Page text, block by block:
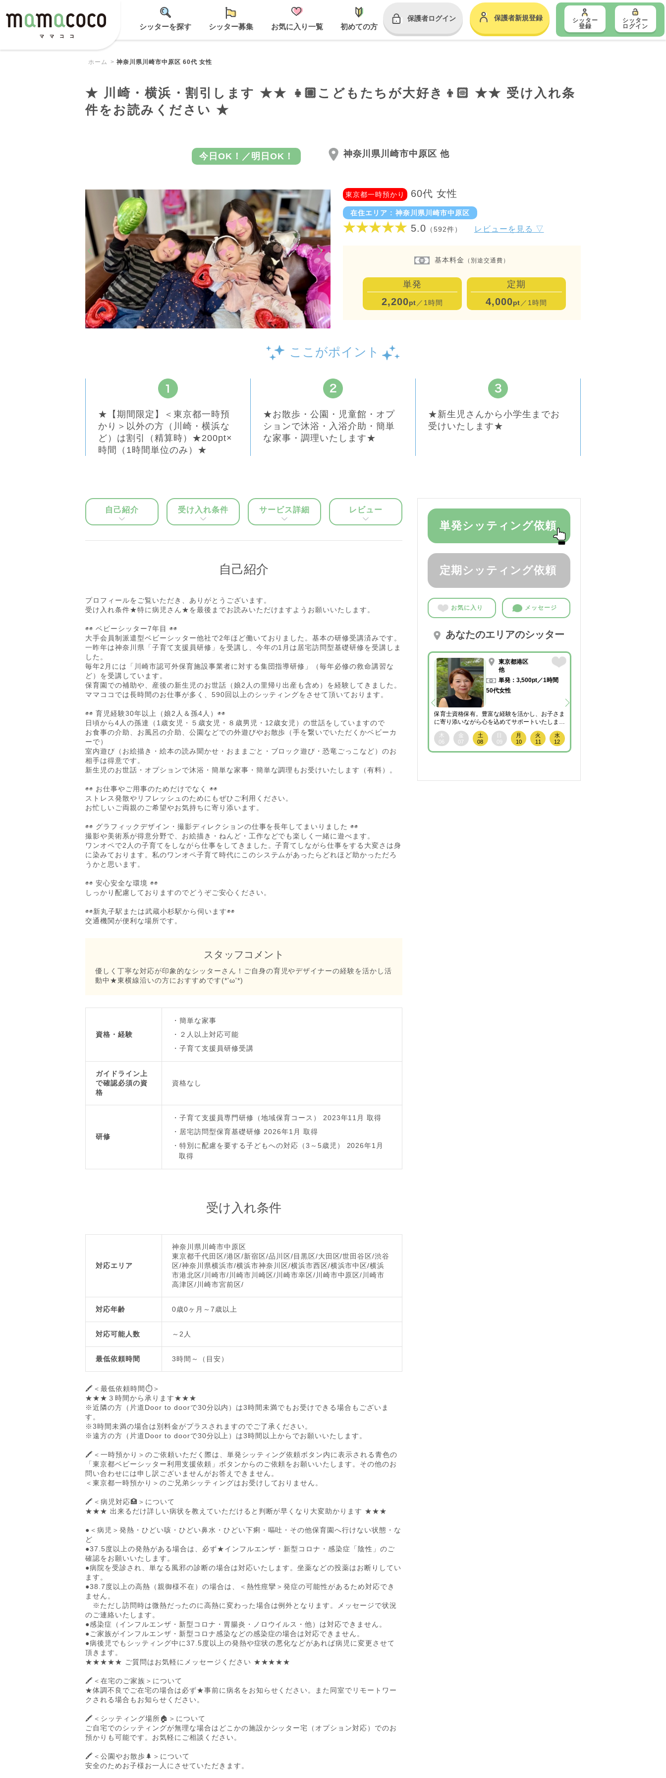
シッターを探す シッター募集 お気に入り一覧 初めての方
保護者ログイン 保護者新規登録
シッター
登録
シッター
ログイン
ホーム 神奈川県川崎市中原区 60代 女性
★ 川崎・横浜・割引します ★★ 👧🏼こどもたちが大好き👦🏻 ★★ 受け入れ条
件をお読みください ★
今日OK！／明日OK！ 神奈川県川崎市中原区 他
東京都一時預かり 60代 女性
在住エリア : 神奈川県川崎市中原区
★★★★★ 5.0 （592件） レビューを見る ▽
基本料金 （別途交通費）
単発
2,200pt ／1時間
定期
4,000pt ／1時間
ここがポイント
★【期間限定】＜東京都一時預
かり＞以外の方（川崎・横浜な
ど）は割引（精算時）★200pt×
時間（1時間単位のみ）★
★お散歩・公園・児童館・オプ
ションで沐浴・入浴介助・簡単
な家事・調理いたします★
★新生児さんから小学生までお
受けいたします★
自己紹介 受け入れ条件 サービス詳細 レビュー
自己紹介
プロフィールをご覧いただき、ありがとうございます。
受け入れ条件★特に病児さん★を最後までお読みいただけますようお願いいたします。
◉◉ ベビーシッター7年目 ◉◉
大手会員制派遣型ベビーシッター他社で2年ほど働いておりました。基本の研修受講済みです。
一昨年は神奈川県「子育て支援員研修」を受講し、今年の1月は居宅訪問型基礎研修を受講しま
した。
毎年2月には「川崎市認可外保育施設事業者に対する集団指導研修」（毎年必修の救命講習な
ど）を受講しています。
保育園での補助や、産後の新生児のお世話（娘2人の里帰り出産も含め）を経験してきました。
ママココでは長時間のお仕事が多く、590回以上のシッティングをさせて頂いております。
◉◉ 育児経験30年以上（娘2人＆孫4人）◉◉
日頃から4人の孫達（1歳女児・５歳女児・８歳男児・12歳女児）の世話をしていますので
お食事の介助、お風呂の介助、公園などでの外遊びやお散歩（手を繋いでいただくかベビーカ
ーで）
室内遊び（お絵描き・絵本の読み聞かせ・おままごと・ブロック遊び・恐竜ごっこなど）のお
相手は得意です。
新生児のお世話・オプションで沐浴・簡単な家事・簡単な調理もお受けいたします（有料）。
◉◉ お仕事やご用事のためだけでなく ◉◉
ストレス発散やリフレッシュのためにもぜひご利用ください。
お忙しいご両親のご希望やお気持ちに寄り添います。
◉◉ グラフィックデザイン・撮影ディレクションの仕事を長年してまいりました ◉◉
撮影や美術系が得意分野で、お絵描き・ねんど・工作などでも楽しく一緒に遊べます。
ワンオペで2人の子育てをしながら仕事をしてきました。子育てしながら仕事をする大変さは身
に染みております。私のワンオペ子育て時代にこのシステムがあったらどれほど助かっただろ
うかと思います。
◉◉ 安心安全な環境 ◉◉
しっかり配慮しておりますのでどうぞご安心ください。
◉◉新丸子駅または武蔵小杉駅から伺います◉◉
交通機関が便利な場所です。
スタッフコメント
優しく丁寧な対応が印象的なシッターさん！ご自身の育児やデザイナーの経験を活かし活
動中★東横線沿いの方におすすめです(*'ω'*)
資格・経験
簡単な家事
２人以上対応可能
子育て支援員研修受講
ガイドライン上
で確認必須の資
格
資格なし
研修
子育て支援員専門研修（地域保育コース） 2023年11月 取得
居宅訪問型保育基礎研修 2026年1月 取得
特別に配慮を要する子どもへの対応（3～5歳児） 2026年1月
取得
受け入れ条件
対応エリア
神奈川県川崎市中原区
東京都千代田区/港区/新宿区/品川区/目黒区/大田区/世田谷区/渋谷
区/神奈川県横浜市/横浜市神奈川区/横浜市西区/横浜市中区/横浜
市港北区/川崎市/川崎市川崎区/川崎市幸区/川崎市中原区/川崎市
高津区/川崎市宮前区/
対応年齢 0歳0ヶ月～7歳以上
対応可能人数 ～2人
最低依頼時間 3時間～（目安）
🖍️＜最低依頼時間⏱️＞
★★★３時間から承ります★★★
※近隣の方（片道Door to doorで30分以内）は3時間未満でもお受けできる場合もございま
す。
※3時間未満の場合は別料金がプラスされますのでご了承ください。
※遠方の方（片道Door to doorで30分以上）は3時間以上からでお願いいたします。
🖍️＜一時預かり＞のご依頼いただく際は、単発シッティング依頼ボタン内に表示される青色の
「東京都ベビーシッター利用支援依頼」ボタンからのご依頼をお願いいたします。その他のお
問い合わせには申し訳ございませんがお答えできません。
＜東京都一時預かり＞のご兄弟シッティングはお受けしておりません。
🖍️＜病児対応🏥＞について
★★★ 出来るだけ詳しい病状を教えていただけると判断が早くなり大変助かります ★★★
●＜病児＞発熱・ひどい咳・ひどい鼻水・ひどい下痢・嘔吐・その他保育園へ行けない状態・な
ど
●37.5度以上の発熱がある場合は、必ず★インフルエンザ・新型コロナ・感染症「陰性」のご
確認をお願いいたします。
●病院を受診され、単なる風邪の診断の場合は対応いたします。坐薬などの投薬はお断りしてい
ます。
●38.7度以上の高熱（親御様不在）の場合は、＜熱性痙攣＞発症の可能性があるため対応でき
ません。
※ただし訪問時は微熱だったのに高熱に変わった場合は例外となります。メッセージで状況
のご連絡いたします。
●感染症（インフルエンザ・新型コロナ・胃腸炎・ノロウイルス・他）は対応できません。
●ご家族がインフルエンザ・新型コロナ感染などの感染症の場合は対応できません。
●病後児でもシッティング中に37.5度以上の発熱や症状の悪化などがあれば病児に変更させて
頂きます。
★★★★★ ご質問はお気軽にメッセージください ★★★★★
🖍️＜在宅のご家族＞について
★体調不良でご在宅の場合は必ず★事前に病名をお知らせください。また同室でリモートワー
クされる場合もお知らせください。
🖍️＜シッティング場所🏠＞について
ご自宅でのシッティングが無理な場合はどこかの施設かシッター宅（オプション対応）でのお
預かりも可能です。お気軽にご相談ください。
🖍️＜公園やお散歩🌲＞について
安全のためお子様お一人にさせていただきます。
単発シッティング依頼
定期シッティング依頼
お気に入り メッセージ
あなたのエリアのシッター
東京都目黒
区 他
50代女性
ーに！子供の笑い声で幸せを感じる
木
金
土
日
月
火
水
東京都港区
他
単発：3,500pt／1時間
50代女性
保育士資格保有。豊富な経験を活かし、お子さま
に寄り添いながら心を込めてサポートいたしま
す。
木
06
金
07
土
08
09
月
10
火
11
水
12